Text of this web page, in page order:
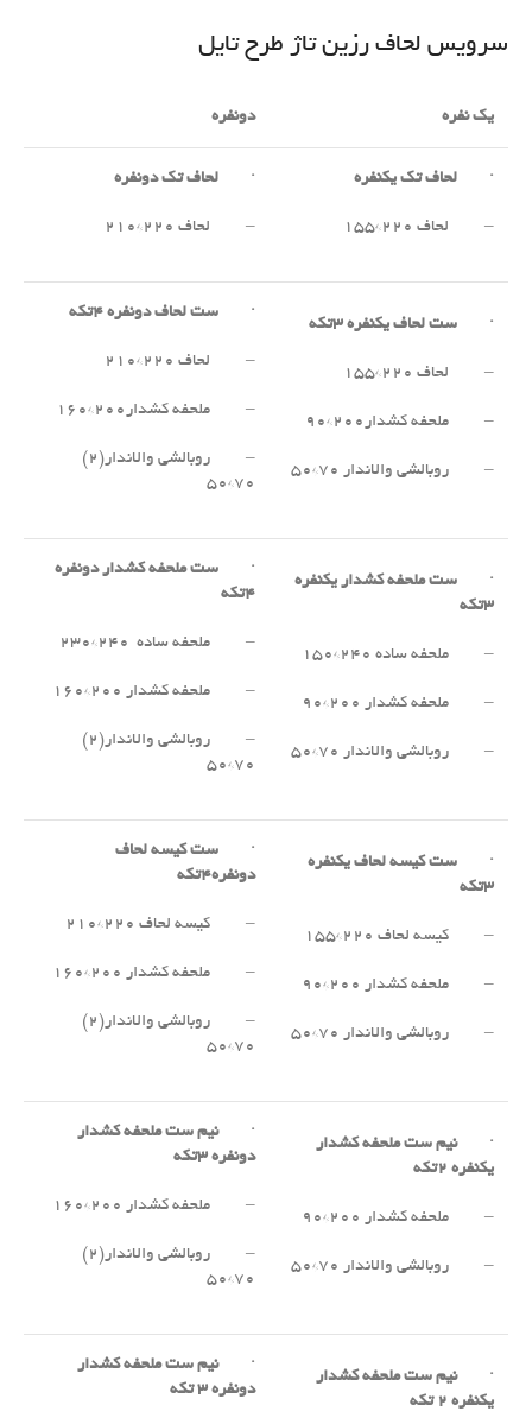
سرویس لحاف رزین تاژ طرح تایل
یک نفره دونفره
· لحاف تک یکنفره
– لحاف ۲۲۰*۱۵۵
· لحاف تک دونفره
– لحاف ۲۲۰*۲۱۰
· ست لحاف یکنفره ۳تکه
– لحاف ۲۲۰*۱۵۵
– ملحفه کشدار۲۰۰*۹۰
– روبالشی والاندار ۷۰*۵۰
· ست لحاف دونفره ۴تکه
– لحاف ۲۲۰*۲۱۰
– ملحفه کشدار۲۰۰*۱۶۰
– روبالشی والاندار(۲)
۷۰*۵۰
· ست ملحفه کشدار یکنفره
۳تکه
– ملحفه ساده ۲۴۰*۱۵۰
– ملحفه کشدار ۲۰۰*۹۰
– روبالشی والاندار ۷۰*۵۰
· ست ملحفه کشدار دونفره
۴تکه
– ملحفه ساده ۲۴۰*۲۳۰
– ملحفه کشدار ۲۰۰*۱۶۰
– روبالشی والاندار(۲)
۷۰*۵۰
· ست کیسه لحاف یکنفره
۳تکه
– کیسه لحاف ۲۲۰*۱۵۵
– ملحفه کشدار ۲۰۰*۹۰
– روبالشی والاندار ۷۰*۵۰
· ست کیسه لحاف
دونفره۴تکه
– کیسه لحاف ۲۲۰*۲۱۰
– ملحفه کشدار ۲۰۰*۱۶۰
– روبالشی والاندار(۲)
۷۰*۵۰
·نیم ست ملحفه کشدار
یکنفره ۲تکه
– ملحفه کشدار ۲۰۰*۹۰
– روبالشی والاندار ۷۰*۵۰
·نیم ست ملحفه کشدار
دونفره ۳تکه
– ملحفه کشدار ۲۰۰*۱۶۰
– روبالشی والاندار(۲)
۷۰*۵۰
·نیم ست ملحفه کشدار
یکنفره ۲ تکه
·نیم ست ملحفه کشدار
دونفره ۳تکه